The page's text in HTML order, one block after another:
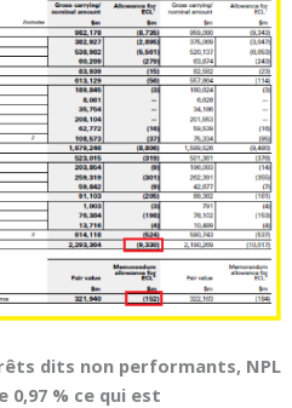
dits non performants, NPL
0,97 % ce qui est